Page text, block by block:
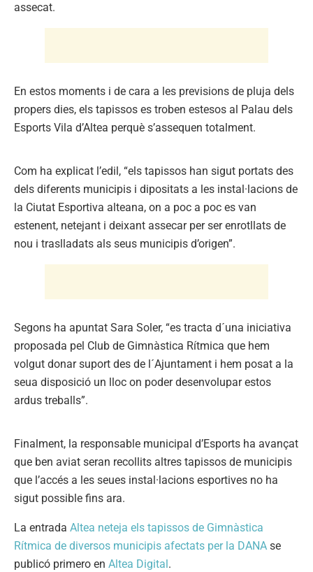
assecat.
En estos moments i de cara a les previsions de pluja dels
propers dies, els tapissos es troben estesos al Palau dels
Esports Vila d’Altea perquè s’assequen totalment.
Com ha explicat l’edil, “els tapissos han sigut portats des
dels diferents municipis i dipositats a les instal·lacions de
la Ciutat Esportiva alteana, on a poc a poc es van
estenent, netejant i deixant assecar per ser enrotllats de
nou i traslladats als seus municipis d’origen”.
Segons ha apuntat Sara Soler, “es tracta d´una iniciativa
proposada pel Club de Gimnàstica Rítmica que hem
volgut donar suport des de l´Ajuntament i hem posat a la
seua disposició un lloc on poder desenvolupar estos
ardus treballs”.
Finalment, la responsable municipal d’Esports ha avançat
que ben aviat seran recollits altres tapissos de municipis
que l’accés a les seues instal·lacions esportives no ha
sigut possible fins ara.
La entrada Altea neteja els tapissos de Gimnàstica
Rítmica de diversos municipis afectats per la DANA se
publicó primero en Altea Digital .